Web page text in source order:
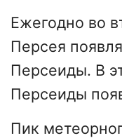
Ежегодно во
Персея
Персеиды. В
Персеиды
Пик